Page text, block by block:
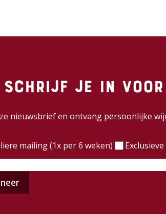
Schrijf je in voor
nieuwsbrief en ontvang persoonlijke
(Vereist)
mailing (1x per 6 weken)